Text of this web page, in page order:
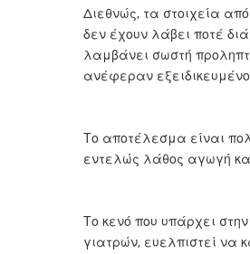
Διεθνώς, τα στοιχεία
δεν έχουν λάβει ποτέ
λαμβάνει σωστή
ανέφεραν
Το αποτέλεσμα είναι
εντελώς λάθος αγωγή
Το κενό που υπάρχει
γιατρών, ευελπιστεί